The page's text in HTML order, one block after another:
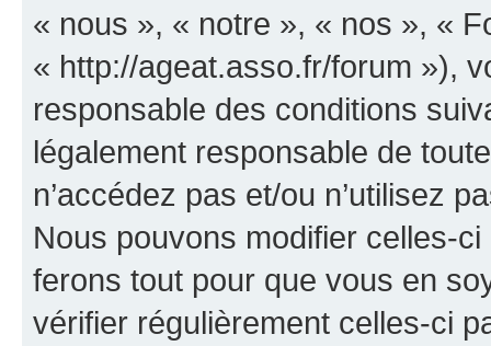
« nous », « notre », « nos », «
« http://ageat.asso.fr/forum »),
responsable des conditions
légalement responsable de
n’accédez pas et/ou n’utilisez
Nous pouvons modifier celles-
ferons tout pour que vous en
vérifier régulièrement celles-ci